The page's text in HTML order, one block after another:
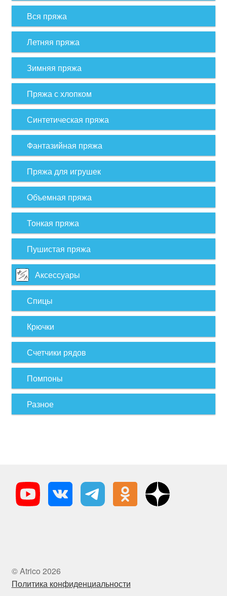
Вся пряжа
Летняя пряжа
Зимняя пряжа
Пряжа с хлопком
Синтетическая пряжа
Фантазийная пряжа
Пряжа для игрушек
Объемная пряжа
Тонкая пряжа
Пушистая пряжа
Аксессуары
Спицы
Крючки
Счетчики рядов
Помпоны
Разное
© Atrico 2026
Политика конфиденциальности